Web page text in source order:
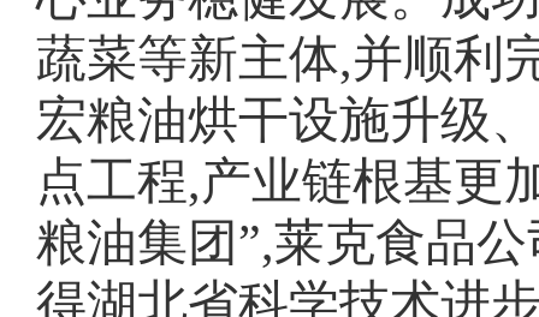
蔬菜等新主体,并顺利
宏粮油烘干设施升级
点工程,产业链根基更
粮油集团”,莱克食品
得湖北省科学技术进